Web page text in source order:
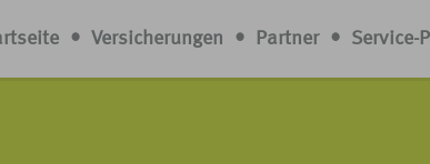
• Versicherungen • Partner • Service-